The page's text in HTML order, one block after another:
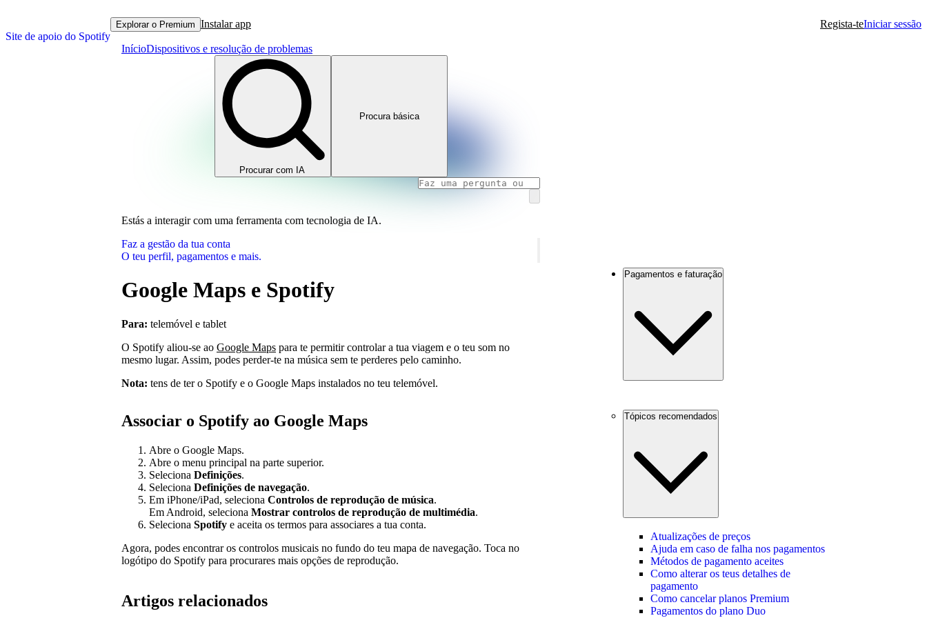
Site de apoio do Spotify
Explorar o Premium Instalar app Regista-teIniciar sessão
InícioDispositivos e resolução de problemas
Procurar com IA
Procura básica
Estás a interagir com uma ferramenta com tecnologia de IA.
Faz a gestão da tua conta
O teu perfil, pagamentos e mais.
Google Maps e Spotify
Para: telemóvel e tablet
O Spotify aliou-se ao Google Maps para te permitir controlar a tua viagem e o teu som no
mesmo lugar. Assim, podes perder-te na música sem te perderes pelo caminho.
Nota: tens de ter o Spotify e o Google Maps instalados no teu telemóvel.
Associar o Spotify ao Google Maps
Abre o Google Maps.
Abre o menu principal na parte superior.
Seleciona Definições.
Seleciona Definições de navegação.
Em iPhone/iPad, seleciona Controlos de reprodução de música.
Em Android, seleciona Mostrar controlos de reprodução de multimédia.
Seleciona Spotify e aceita os termos para associares a tua conta.
Agora, podes encontrar os controlos musicais no fundo do teu mapa de navegação. Toca no
logótipo do Spotify para procurares mais opções de reprodução.
Artigos relacionados
Pagamentos e faturação
Tópicos recomendados
Atualizações de preços
Ajuda em caso de falha nos pagamentos
Métodos de pagamento aceites
Como alterar os teus detalhes de
pagamento
Como cancelar planos Premium
Pagamentos do plano Duo